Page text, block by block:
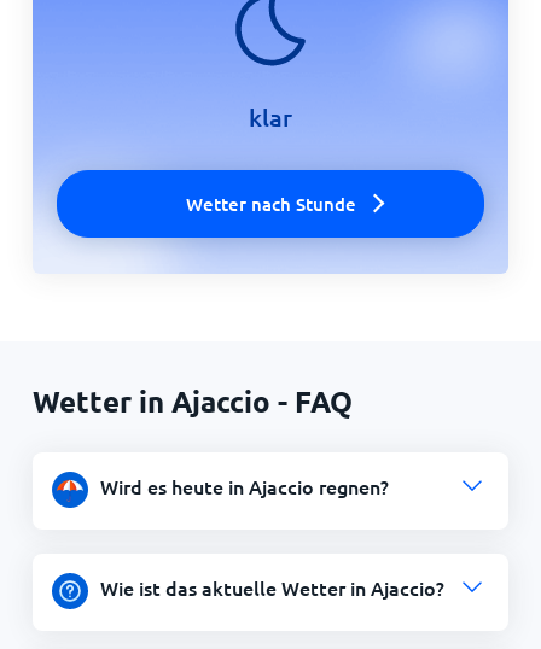
klar
Wetter nach Stunde
Wetter in Ajaccio - FAQ
Wird es heute in Ajaccio regnen?
Wie ist das aktuelle Wetter in Ajaccio?